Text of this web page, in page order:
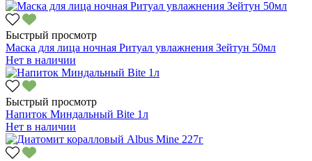
Быстрый просмотр
Маска для лица ночная Ритуал увлажнения Зейтун 50мл
Нет в наличии
Быстрый просмотр
Напиток Миндальный Bite 1л
Нет в наличии